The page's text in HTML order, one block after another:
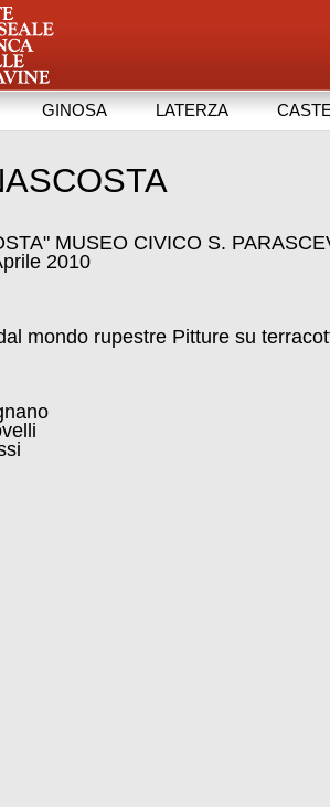
GINOSA LATERZA
MUSEO CIVICO S.
2010
mondo rupestre Pitture su